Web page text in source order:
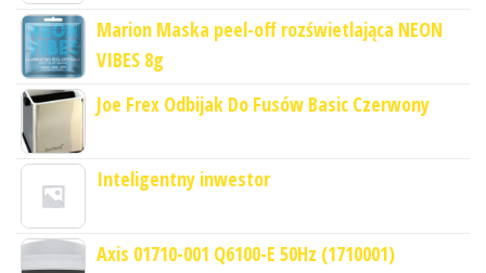
Marion Maska peel-off rozświetlająca NEON
VIBES 8g
Joe Frex Odbijak Do Fusów Basic Czerwony
Inteligentny inwestor
Axis 01710-001 Q6100-E 50Hz (1710001)